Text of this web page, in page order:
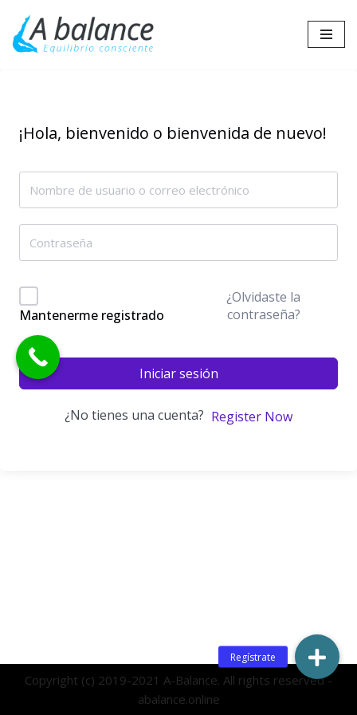
Saltar
¡Hola, bienvenido o bienvenida de nuevo!
Mantenerme registrado
¿Olvidaste la
contraseña?
Iniciar sesión
¿No tienes una cuenta? Register Now
Copyright (c) 2019-2021 A-Balance. All rights reserved -
abalance.online